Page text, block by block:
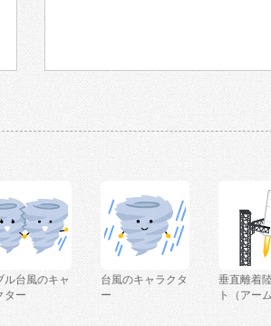
ル台風のキャ
ター
台風のキャラクタ
ー
垂直離着
ト（アーム